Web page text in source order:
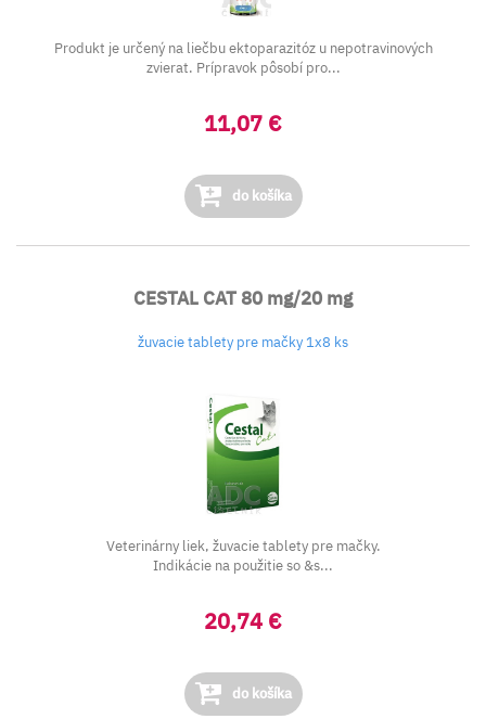
Produkt je určený na liečbu ektoparazitóz u nepotravinových
zvierat. Prípravok pôsobí pro...
11,07 €
do košíka
CESTAL CAT 80 mg/20 mg
žuvacie tablety pre mačky 1x8 ks
Veterinárny liek, žuvacie tablety pre mačky.
Indikácie na použitie so &s...
20,74 €
do košíka